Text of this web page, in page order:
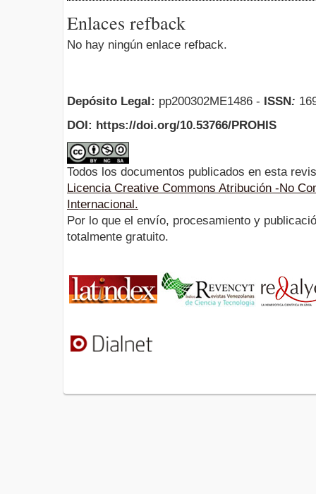
Enlaces refback
No hay ningún enlace refback.
Depósito Legal: pp200302ME1486 - ISSN:
DOI: https://doi.org/10.53766/PROHIS
Todos los documentos publicados en esta
Licencia Creative Commons Atribución -No
Internacional.
Por lo que el envío, procesamiento y
totalmente gratuito.